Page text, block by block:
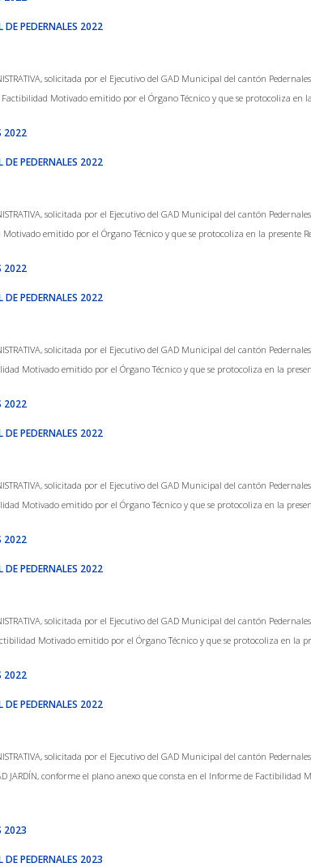
PEDERNALES 2022
solicitada por el Ejecutivo del GAD Municipal del cantón
Motivado emitido por el Órgano Técnico y que se protocoliza en
2022
PEDERNALES 2022
solicitada por el Ejecutivo del GAD Municipal del cantón
emitido por el Órgano Técnico y que se protocoliza en la presente
2022
PEDERNALES 2022
solicitada por el Ejecutivo del GAD Municipal del cantón
Motivado emitido por el Órgano Técnico y que se protocoliza en la
2022
PEDERNALES 2022
solicitada por el Ejecutivo del GAD Municipal del cantón
Motivado emitido por el Órgano Técnico y que se protocoliza en la
2022
PEDERNALES 2022
solicitada por el Ejecutivo del GAD Municipal del cantón
Motivado emitido por el Órgano Técnico y que se protocoliza en la
2022
PEDERNALES 2022
solicitada por el Ejecutivo del GAD Municipal del cantón
JARDÍN, conforme el plano anexo que consta en el Informe de
2023
PEDERNALES 2023